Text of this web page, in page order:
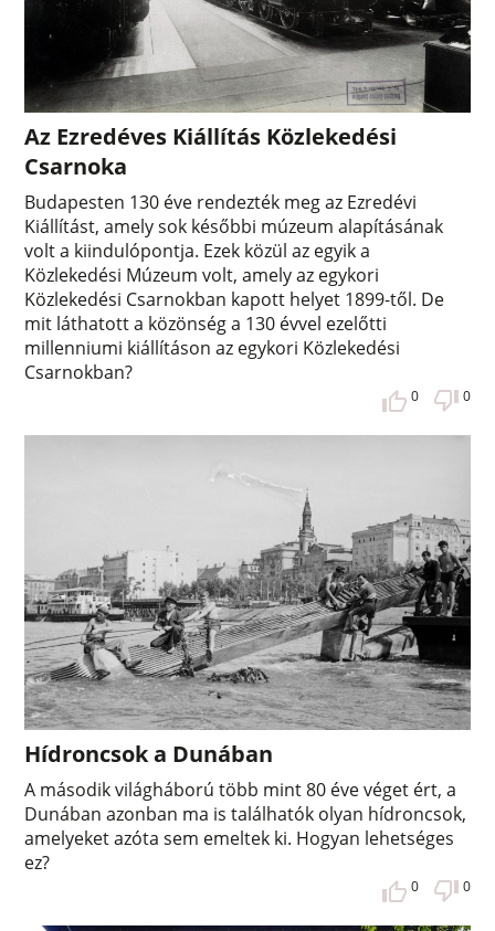
Az Ezredéves Kiállítás Közlekedési
Csarnoka
Budapesten 130 éve rendezték meg az Ezredévi
Kiállítást, amely sok későbbi múzeum alapításának
volt a kiindulópontja. Ezek közül az egyik a
Közlekedési Múzeum volt, amely az egykori
Közlekedési Csarnokban kapott helyet 1899-től. De
mit láthatott a közönség a 130 évvel ezelőtti
millenniumi kiállításon az egykori Közlekedési
Csarnokban?
0 0
Hídroncsok a Dunában
A második világháború több mint 80 éve véget ért, a
Dunában azonban ma is találhatók olyan hídroncsok,
amelyeket azóta sem emeltek ki. Hogyan lehetséges
ez?
0 0